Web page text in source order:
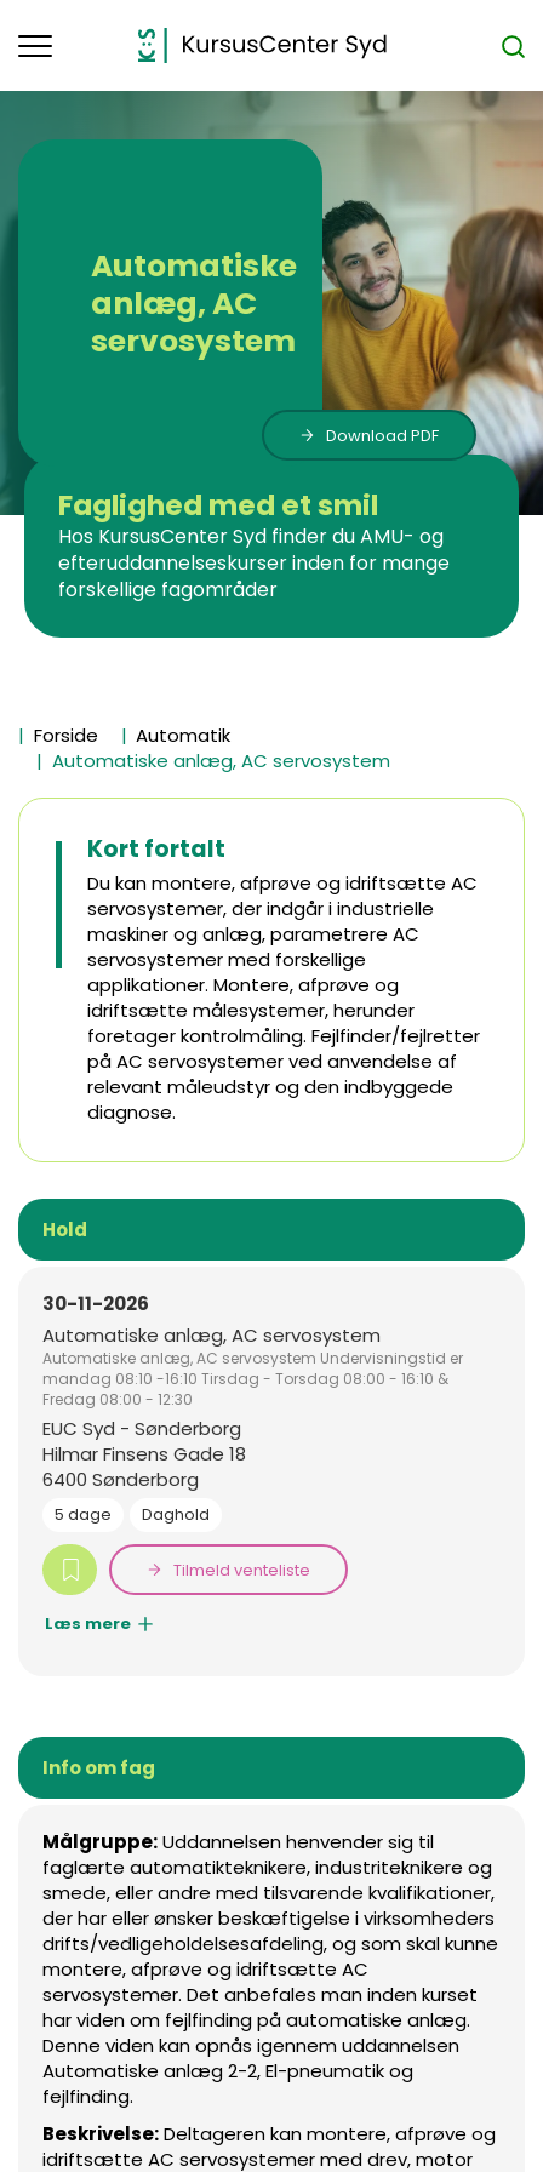
Toggle
Faglighed med et smil
Hos KursusCenter Syd finder du AMU- og
efteruddannelseskurser inden for mange
forskellige fagområder
Automatiske
anlæg, AC
servosystem
Download PDF
Forside
Automatik
Automatiske anlæg, AC servosystem
Kort fortalt
Du kan montere, afprøve og idriftsætte AC
servosystemer, der indgår i industrielle
maskiner og anlæg, parametrere AC
servosystemer med forskellige
applikationer. Montere, afprøve og
idriftsætte målesystemer, herunder
foretager kontrolmåling. Fejlfinder/fejlretter
på AC servosystemer ved anvendelse af
relevant måleudstyr og den indbyggede
diagnose.
Hold
30-11-2026
Automatiske anlæg, AC servosystem
Automatiske anlæg, AC servosystem Undervisningstid er
mandag 08:10 -16:10 Tirsdag - Torsdag 08:00 - 16:10 &
Fredag 08:00 - 12:30
EUC Syd - Sønderborg
Hilmar Finsens Gade 18
6400 Sønderborg
5 dage Daghold
Tilmeld venteliste
Læs mere
Info om fag
Målgruppe:Uddannelsen henvender sig til
faglærte automatikteknikere, industriteknikere og
smede, eller andre med tilsvarende kvalifikationer,
der har eller ønsker beskæftigelse i virksomheders
drifts/vedligeholdelsesafdeling, og som skal kunne
montere, afprøve og idriftsætte AC
servosystemer. Det anbefales man inden kurset
har viden om fejlfinding på automatiske anlæg.
Denne viden kan opnås igennem uddannelsen
Automatiske anlæg 2-2, El-pneumatik og
fejlfinding.
Beskrivelse:Deltageren kan montere, afprøve og
idriftsætte AC servosystemer med drev, motor